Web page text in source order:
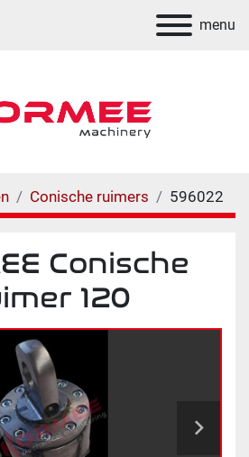
menu
Conische ruimers 596022
Conische
120